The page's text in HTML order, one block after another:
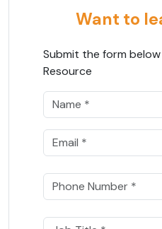
Want to
Submit the form
Resource